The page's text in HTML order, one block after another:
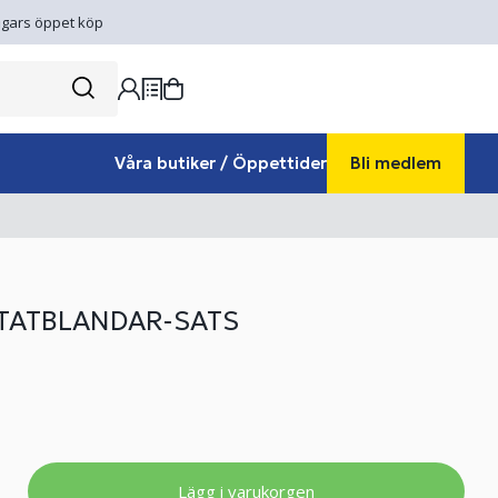
öppet köp
Våra butiker / Öppettider Bli medlem
SATS
Lägg i varukorgen